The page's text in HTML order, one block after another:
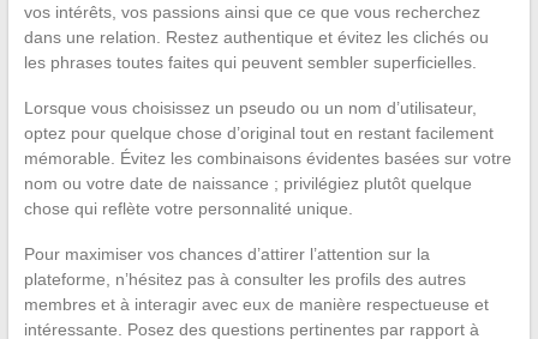
vos intérêts, vos passions ainsi que ce que vous recherchez
dans une relation. Restez authentique et évitez les clichés ou
les phrases toutes faites qui peuvent sembler superficielles.
Lorsque vous choisissez un pseudo ou un nom d’utilisateur,
optez pour quelque chose d’original tout en restant facilement
mémorable. Évitez les combinaisons évidentes basées sur votre
nom ou votre date de naissance ; privilégiez plutôt quelque
chose qui reflète votre personnalité unique.
Pour maximiser vos chances d’attirer l’attention sur la
plateforme, n’hésitez pas à consulter les profils des autres
membres et à interagir avec eux de manière respectueuse et
intéressante. Posez des questions pertinentes par rapport à